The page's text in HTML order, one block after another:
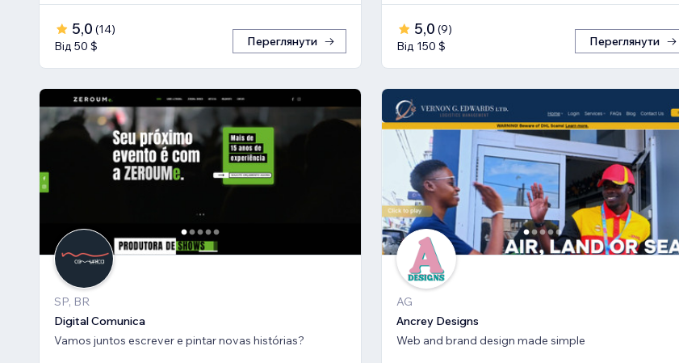
5,0 (14)
Від 50 $
Переглянути
5,0 (9)
Від 150 $
Переглянути
SP, BR
Digital Comunica
Vamos juntos escrever e pintar novas histórias?
AG
Ancrey Designs
Web and brand design made simple